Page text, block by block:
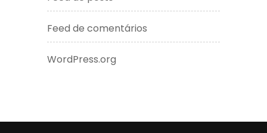
Feed de comentários
WordPress.org